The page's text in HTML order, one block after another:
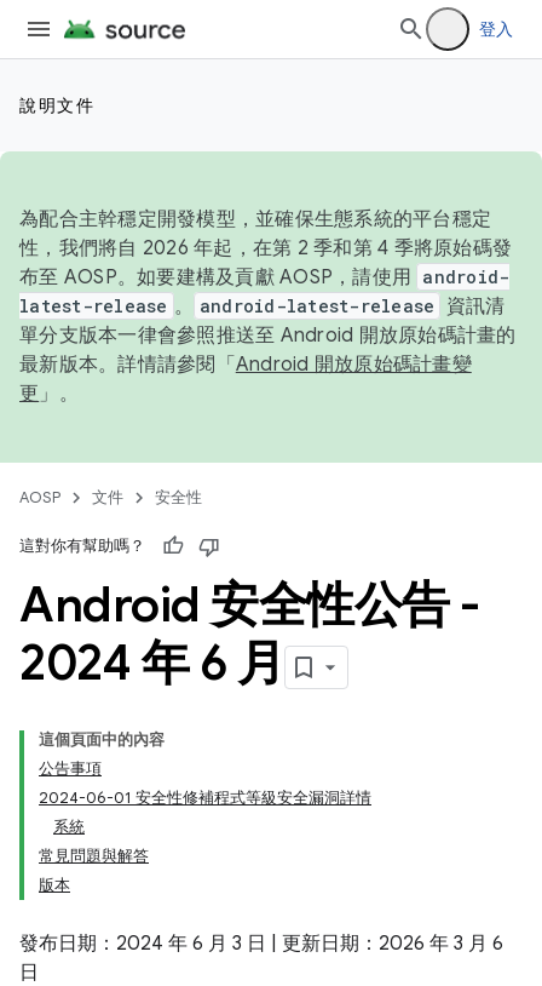
登入
說明文件
為配合主幹穩定開發模型，並確保生態系統的平台穩定
性，我們將自 2026 年起，在第 2 季和第 4 季將原始碼發
布至 AOSP。如要建構及貢獻 AOSP，請使用 android-
latest-release 。 android-latest-release
資訊清
單分支版本一律會參照推送至 Android 開放原始碼計畫的
最新版本。詳情請參閱「 Android 開放原始碼計畫變
更 」。
AOSP 文件 安全性
這對你有幫助嗎？
Android 安全性公告 -
2024 年 6 月
這個頁面中的內容
公告事項
2024-06-01 安全性修補程式等級安全漏洞詳情
系統
常見問題與解答
版本
發布日期：2024 年 6 月 3 日 | 更新日期：2026 年 3 月 6
日